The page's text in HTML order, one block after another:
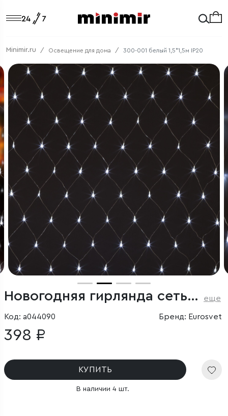
Minimir.ru Освещение для дома 300-001 белый 1,5*1,5м IP20
Новогодняя гирлянда сеть белый 1,5*1,5м IP20 еще
Код: a044090 Бренд: Eurosvet
398 ₽
КУПИТЬ
В наличии 4 шт.